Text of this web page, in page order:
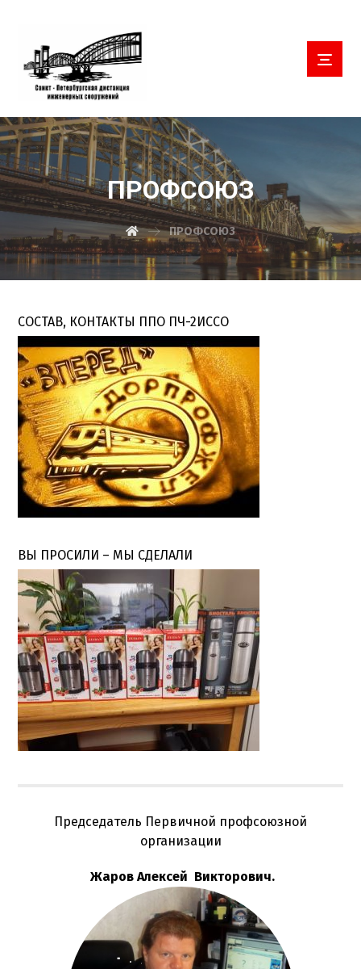
ПРОФСОЮЗ
ПРОФСОЮЗ
СОСТАВ, КОНТАКТЫ ППО ПЧ-2ИССО
ВЫ ПРОСИЛИ – МЫ СДЕЛАЛИ
Председатель Первичной профсоюзной
организации
Жаров Алексей Викторович.